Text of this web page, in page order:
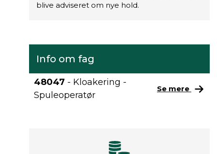
blive adviseret om nye hold.
Info om fag
48047 - Kloakering -
Spuleoperatør
Se mere